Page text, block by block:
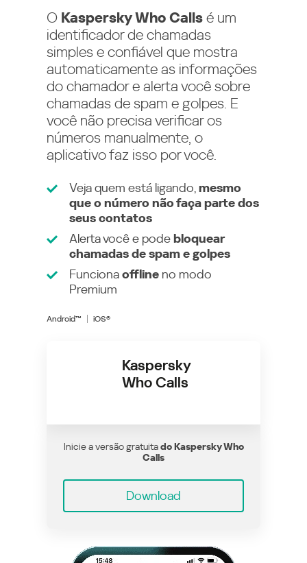
O Kaspersky Who Calls é um
identificador de chamadas
simples e confiável que mostra
automaticamente as informações
do chamador e alerta você sobre
chamadas de spam e golpes. E
você não precisa verificar os
números manualmente, o
aplicativo faz isso por você.
Veja quem está ligando, mesmo
que o número não faça parte dos
seus contatos
Alerta você e podebloquear
chamadas de spam e golpes
Funcionaoffline no modo
Premium
Android™ iOS®
Kaspersky
Who Calls
Inicie a versão gratuitado Kaspersky Who
Calls
Download